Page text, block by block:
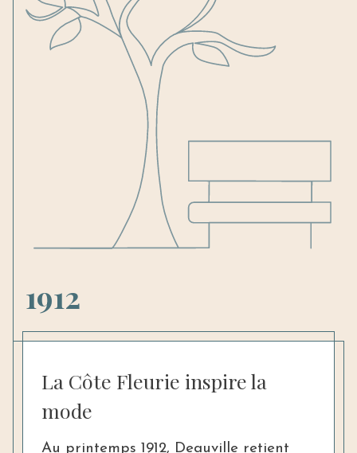
1912
La Côte Fleurie inspire la
mode
Au printemps 1912, Deauville retient